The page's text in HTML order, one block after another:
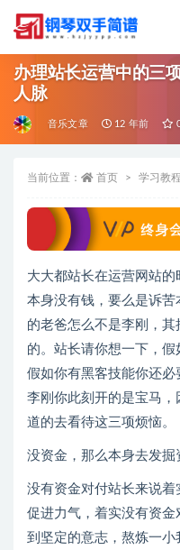
办理站长运营中的三
人脉
音乐文章 12 年前
当前位置： 首页 学习教程
大大都站长在运营网站
本身没有钱，要么是诉
的老爸怎么不是李刚，
的。站长请你想一下，假
假如你有黑客技能你还
李刚你此刻开的是宝马
道的去看待这三项烦恼。
没资金，那么本身去发掘
没有资金对付站长来说
促进力气，着实没有资
到坚定的意志，熬炼一